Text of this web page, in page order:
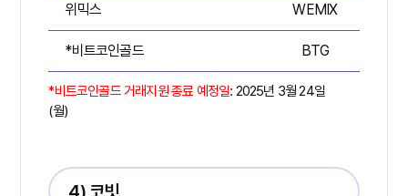
위믹스 WEMIX
*비트코인골드 BTG
*비트코인골드 거래지원 종료 예정일: 2025년 3월 24일
(월)
4) 코빗